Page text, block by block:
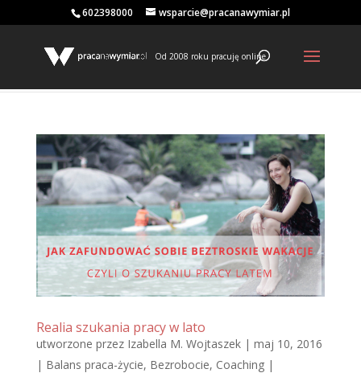
602398000 wsparcie@pracanawymiar.pl
Od 2008 roku pracuję online
Realia szukania pracy w lato
utworzone przez Izabella M. Wojtaszek| maj 10, 2016
| Balans praca-życie, Bezrobocie, Coaching |